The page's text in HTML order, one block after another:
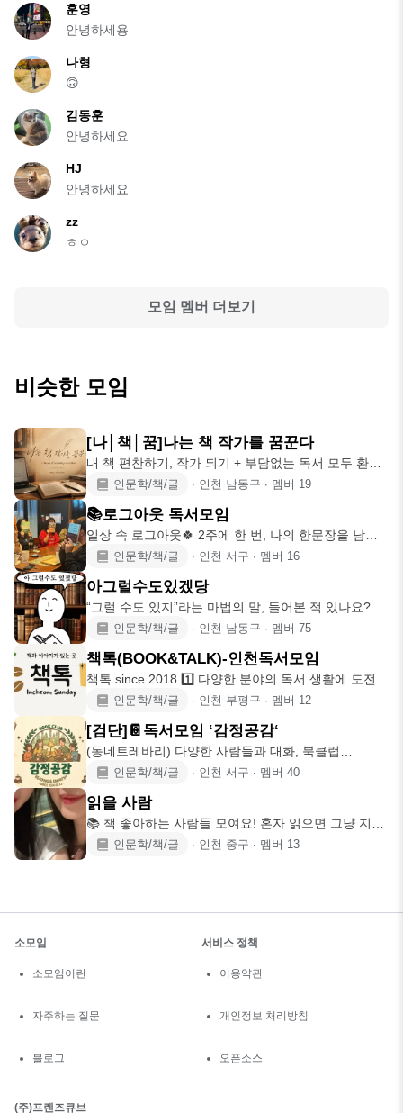
훈영
안녕하세용
나형
🙃
김동훈
안녕하세요
HJ
안녕하세요
zz
ㅎㅇ
모임 멤버 더보기
비슷한 모임
​[나│책│꿈]나는 책 작가를 꿈꾼다
내 책 편찬하기, 작가 되기 + 부담없는 독서 모두 환영
합니다^^ ▶인
인문학/책/글 ∙ 인천 남동구 ∙ 멤버 19
📚로그아웃 독서모임
일상 속 로그아웃🍀 2주에 한 번, 나의 한문장을 남겨
요!📚 다양한 사람
인문학/책/글 ∙ 인천 서구 ∙ 멤버 16
아그럴수도있겠당
“그럴 수도 있지”라는 마법의 말, 들어본 적 있나요? 서
로의 다양한
인문학/책/글 ∙ 인천 남동구 ∙ 멤버 75
책톡(BOOK&TALK)-인천독서모임
책톡 since 2018 1️⃣ 다양한 분야의 독서 생활에 도전하
는 기인문학/책/글 ∙ 인천 부평구 ∙ 멤버 12
[검단]📔독서모임 ‘감정공감‘
(동네트레바리) 다양한 사람들과 대화, 북클럽🧑🏻‍💻
👩‍💻 #신규 항상
인문학/책/글 ∙ 인천 서구 ∙ 멤버 40
읽을 사람
📚 책 좋아하는 사람들 모여요! 혼자 읽으면 그냥 지나
칠 수 있는 문장도
인문학/책/글 ∙ 인천 중구 ∙ 멤버 13
소모임
소모임이란
자주하는 질문
블로그
서비스 정책
이용약관
개인정보 처리방침
오픈소스
(주)프렌즈큐브